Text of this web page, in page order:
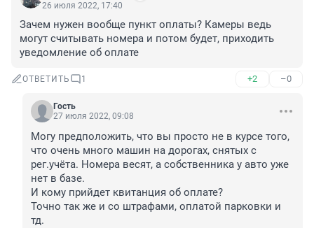
26 июля 2022, 17:40
Зачем нужен вообще пункт оплаты? Камеры ведь
могут считывать номера и потом будет, приходить
уведомление об оплате
ОТВЕТИТЬ 1 +2 –0
Гость
27 июля 2022, 09:08
Могу предположить, что вы просто не в курсе того,
что очень много машин на дорогах, снятых с
рег.учёта. Номера весят, а собственника у авто уже
нет в базе.
И кому прийдет квитанция об оплате?
Точно так же и со штрафами, оплатой парковки и
тд.